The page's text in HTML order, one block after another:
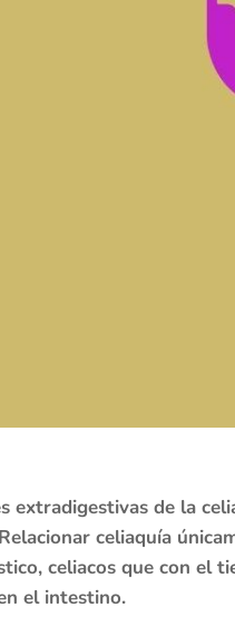
extradigestivas de la
celiaquía
celiacos que con el
el intestino.